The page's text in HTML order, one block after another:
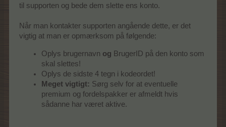
til supporten og bede dem slette ens konto.
Når man kontakter supporten angående dette, er det
vigtig at man er opmærksom på følgende:
Oplys brugernavn og BrugerID på den konto som
skal slettes!
Oplys de sidste 4 tegn i kodeordet!
Meget vigtigt: Sørg selv for at eventuelle
premium og fordelspakker er afmeldt hvis
sådanne har været aktive.